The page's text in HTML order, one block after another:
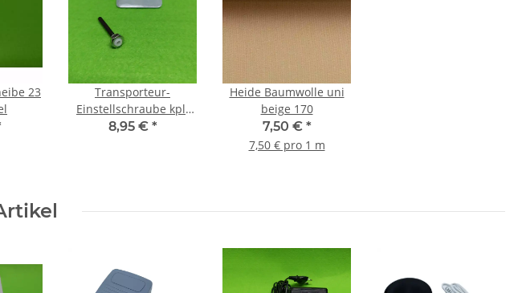
23
Transporteur-
Einstellschraube kpl.
ambition 610, 620, 630,
8,95 € *
Heide Baumwolle uni
beige 170
7,50 € *
7,50 € pro 1 m